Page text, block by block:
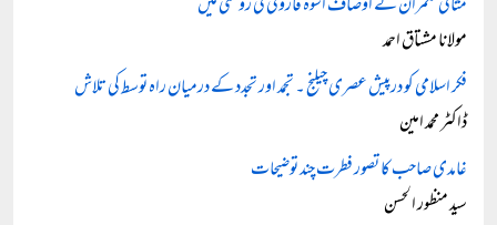
مولانا مشتاق احمد
فکر اسلامی کو درپیش عصری چیلنج ۔ تجمد اور تجدد کے درمیان راہ توسط کی تلاش
ڈاکٹر محمد امین
غامدی صاحب کا تصور فطرت چند توضیحات
سید منظور الحسن